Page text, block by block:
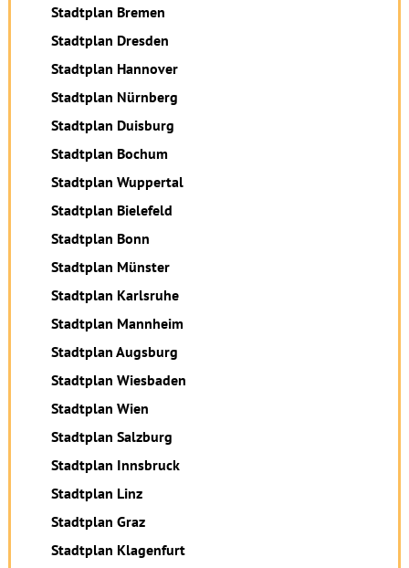
Stadtplan Bremen
Stadtplan Dresden
Stadtplan Hannover
Stadtplan Nürnberg
Stadtplan Duisburg
Stadtplan Bochum
Stadtplan Wuppertal
Stadtplan Bielefeld
Stadtplan Bonn
Stadtplan Münster
Stadtplan Karlsruhe
Stadtplan Mannheim
Stadtplan Augsburg
Stadtplan Wiesbaden
Stadtplan Wien
Stadtplan Salzburg
Stadtplan Innsbruck
Stadtplan Linz
Stadtplan Graz
Stadtplan Klagenfurt